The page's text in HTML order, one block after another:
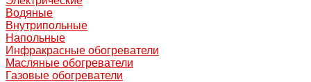
Водяные
Внутрипольные
Напольные
Инфракрасные обогреватели
Масляные обогреватели
Газовые обогреватели